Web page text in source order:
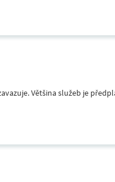
Většina služeb je